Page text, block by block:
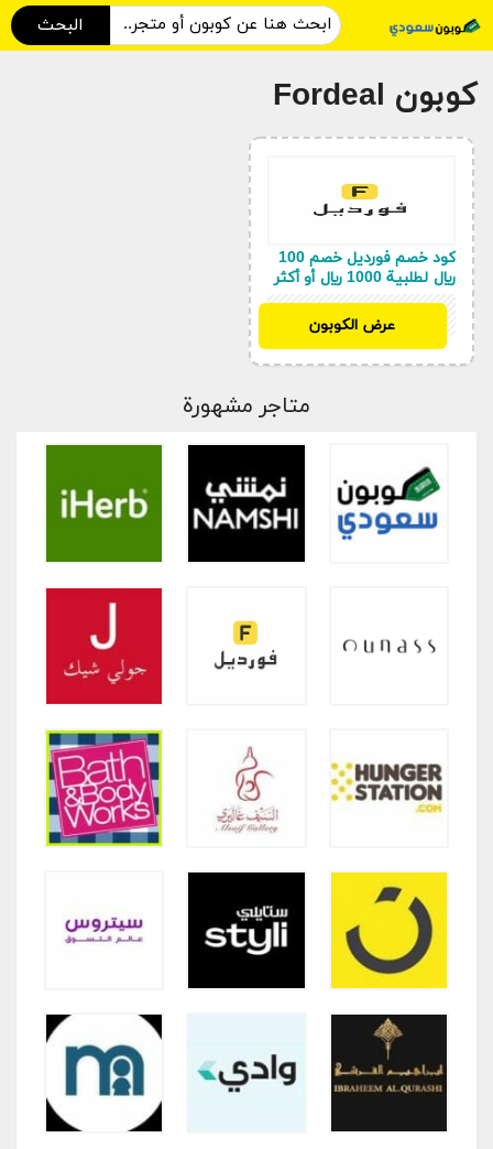
البحث
كوبون Fordeal
كود خصم فورديل خصم 100
ريال لطلبية 1000 ريال أو أكثر
CODE100
عرض الكوبون
متاجر مشهورة